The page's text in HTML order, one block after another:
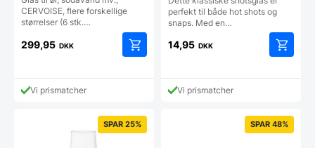
CERVOISE, flere forskellige
størrelser (6 stk.…
299,95 DKK
Vi prismatcher
perfekt til både hot shots og
snaps. Med en…
14,95 DKK
Vi prismatcher
SPAR 25% SPAR 48%